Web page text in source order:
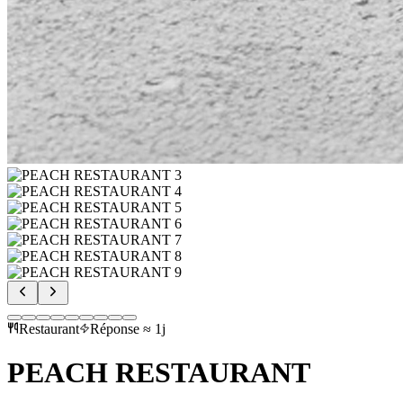
Restaurant Réponse ≈ 1j
PEACH RESTAURANT